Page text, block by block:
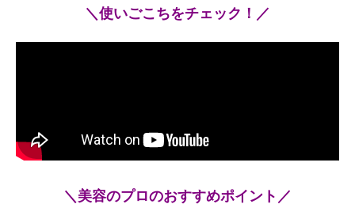
＼使いごこちをチェック！／
＼美容のプロのおすすめポイント／